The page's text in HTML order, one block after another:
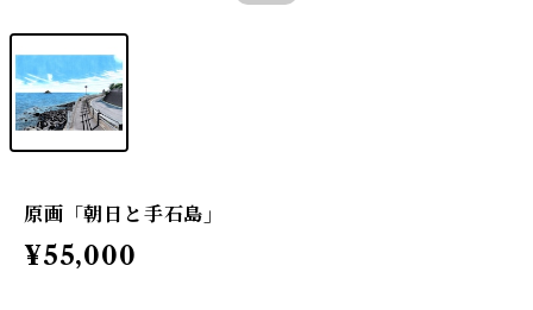
原画「朝日と手石島」
¥55,000